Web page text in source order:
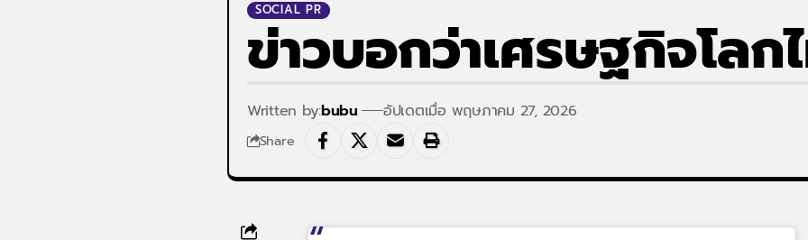
SOCIAL PR
ข่าวบอกว่าเศรษฐกิจโลก
Written by:bubu อัปเดตเมื่อ พฤษภาคม 27, 2026
Share